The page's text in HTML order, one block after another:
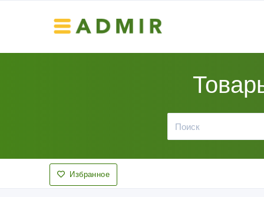
Избранное